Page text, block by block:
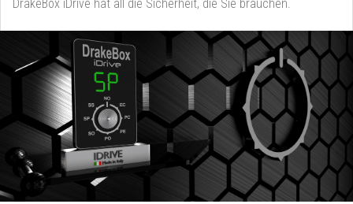
DrakeBox iDrive hat all die Sicherheit, die Sie brauchen.